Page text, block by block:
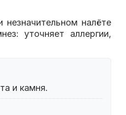
налёте
уточняет аллергии,
и камня.